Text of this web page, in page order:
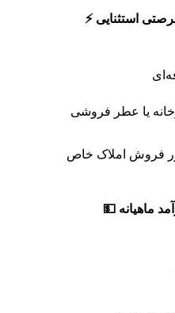
استثنایی ⚡
یا عطر فروشی
فروش املاک خاص
ماهیانه 💵